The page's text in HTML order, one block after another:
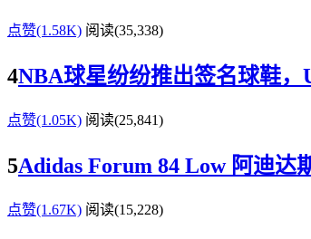
点赞(1.58K) 阅读(35,338)
4NBA球星纷纷推出签名球鞋，
点赞(1.05K) 阅读(25,841)
5Adidas Forum 84 Low 阿迪达
点赞(1.67K) 阅读(15,228)